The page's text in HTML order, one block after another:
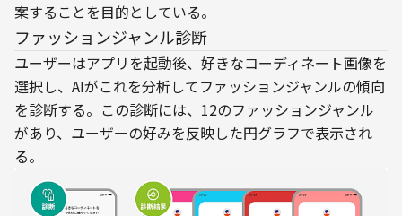
案することを目的としている。
ファッションジャンル診断
ユーザーはアプリを起動後、好きなコーディネート画像を
選択し、AIがこれを分析してファッションジャンルの傾向
を診断する。この診断には、12のファッションジャンル
があり、ユーザーの好みを反映した円グラフで表示され
る。